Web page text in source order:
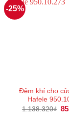
-25%
Đệm khí cho
Hafele
1.138.320₫